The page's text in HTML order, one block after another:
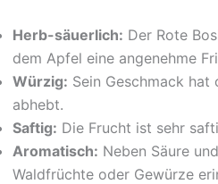
Herb-säuerlich: Der Rote
dem Apfel eine angenehme
Würzig: Sein Geschmack
abhebt.
Saftig: Die Frucht ist sehr
Aromatisch: Neben Säure
Waldfrüchte oder Gewürze